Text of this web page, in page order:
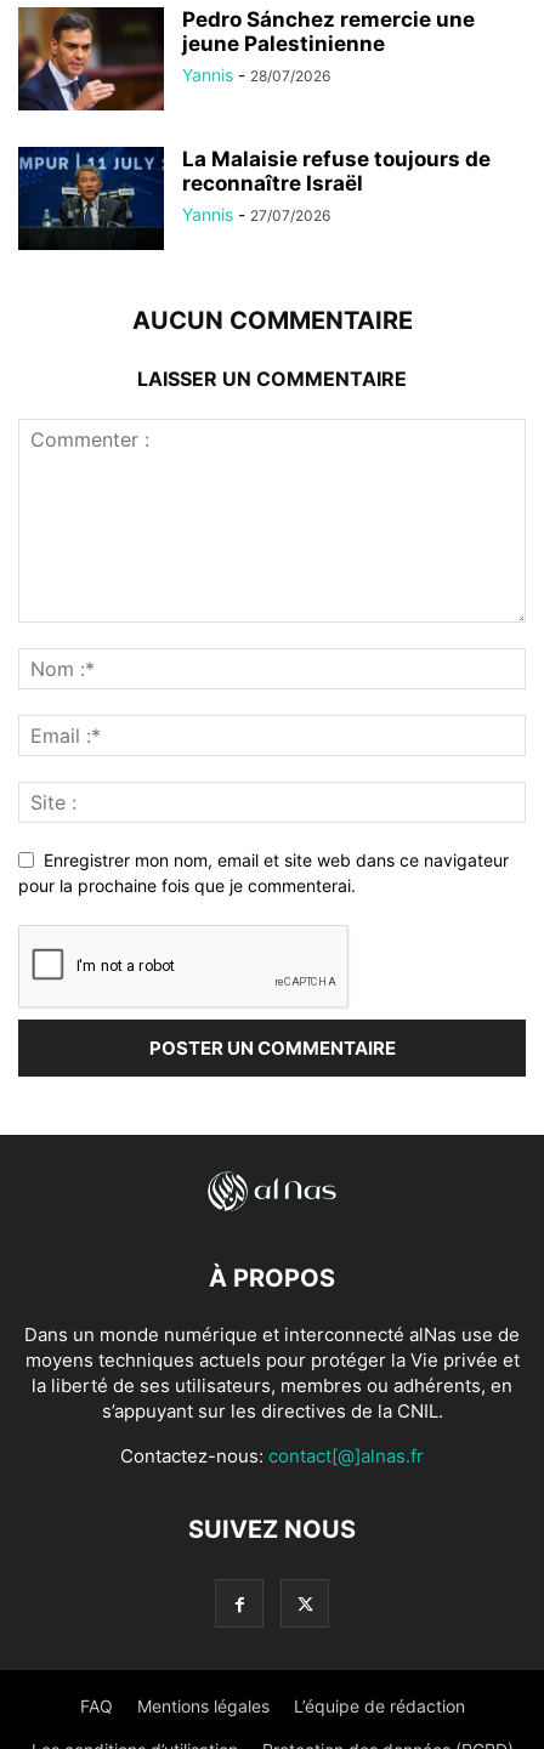
Pedro Sánchez remercie une
jeune Palestinienne
Yannis - 28/07/2026
La Malaisie refuse toujours de
reconnaître Israël
Yannis - 27/07/2026
AUCUN COMMENTAIRE
LAISSER UN COMMENTAIRE
Enregistrer mon nom, email et site web dans ce navigateur
pour la prochaine fois que je commenterai.
À PROPOS
Dans un monde numérique et interconnecté alNas use de
moyens techniques actuels pour protéger la Vie privée et
la liberté de ses utilisateurs, membres ou adhérents, en
s’appuyant sur les directives de la CNIL.
Contactez-nous: contact[@]alnas.fr
SUIVEZ NOUS
FAQ Mentions légales L’équipe de rédaction